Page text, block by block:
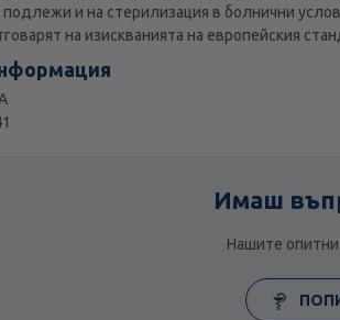
и на стерилизация в болнични
на изискванията на европейския
Имаш
Нашите опитни